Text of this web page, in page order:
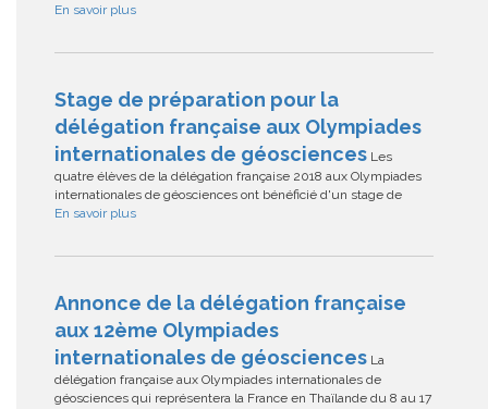
En savoir plus
Stage de préparation pour la
délégation française aux Olympiades
internationales de géosciences Les
quatre élèves de la délégation française 2018 aux Olympiades
internationales de géosciences ont bénéficié d'un stage de
En savoir plus
Annonce de la délégation française
aux 12ème Olympiades
internationales de géosciences La
délégation française aux Olympiades internationales de
géosciences qui représentera la France en Thaïlande du 8 au 17